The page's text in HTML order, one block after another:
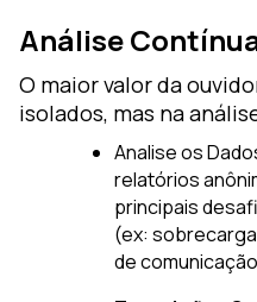
Análise
O maior valor da
isolados, mas na
Analise os
relatórios
principais
(ex:
de